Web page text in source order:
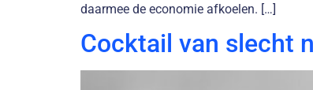
daarmee de economie afkoelen. […]
Cocktail van slecht